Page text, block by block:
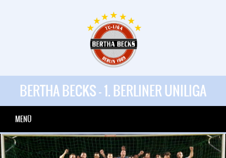
BERTHA BECKS - 1. BERLINER UNILIGA
MENÜ